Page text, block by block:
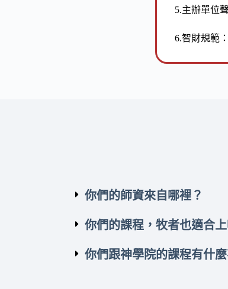
5.主辦單位
6.智財規範
你們的師資來自哪裡？
你們的課程，牧者也適合上
你們跟神學院的課程有什